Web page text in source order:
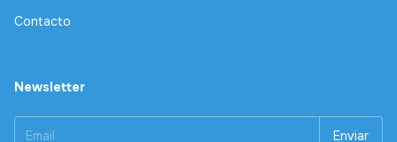
Contacto
Newsletter